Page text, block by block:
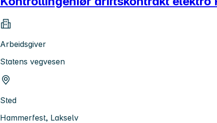
Arbeidsgiver
Statens vegvesen
Sted
Hammerfest, Lakselv